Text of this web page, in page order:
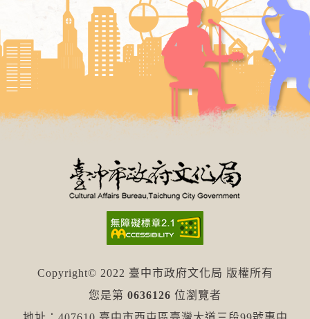
Copyright© 2022 臺中市政府文化局 版權所有
您是第 0636126 位瀏覽者